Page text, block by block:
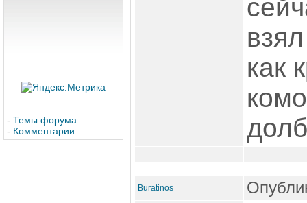
- Темы форума
- Комментарии
как
Buratinos